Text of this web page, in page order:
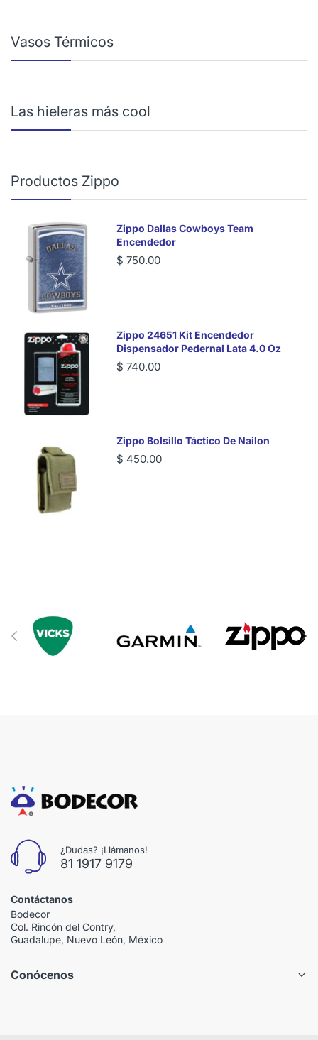
Vasos Térmicos
Las hieleras más cool
Productos Zippo
Zippo Dallas Cowboys Team
Encendedor
$ 750.00
Zippo 24651 Kit Encendedor
Dispensador Pedernal Lata 4.0 Oz
$ 740.00
Zippo Bolsillo Táctico De Nailon
$ 450.00
¿Dudas? ¡Llámanos!
81 1917 9179
Contáctanos
Bodecor
Col. Rincón del Contry,
Guadalupe, Nuevo León, México
Conócenos